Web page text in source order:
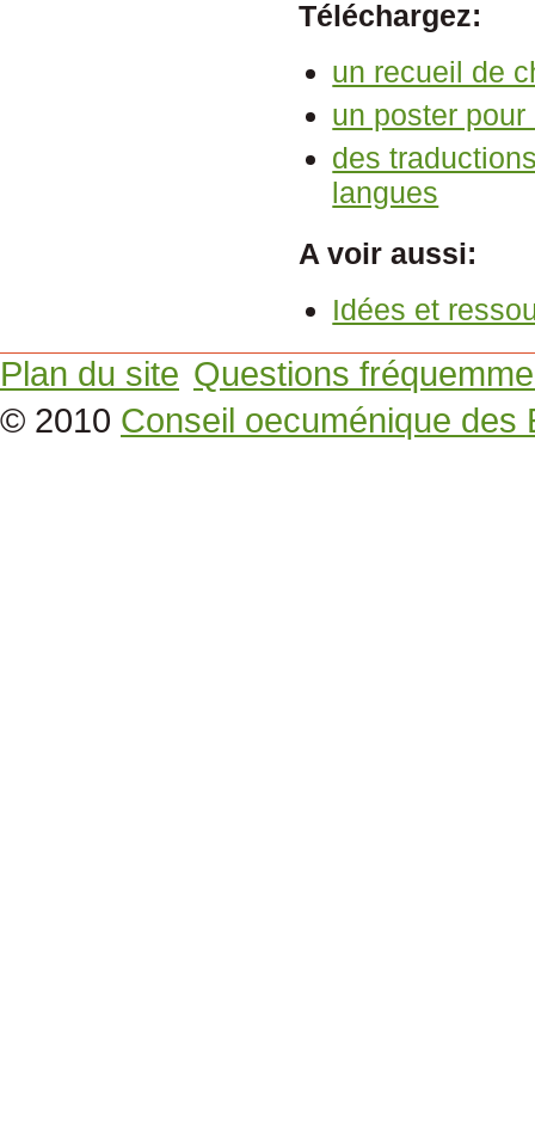
Téléchargez:
un recueil de
un poster
des
langues
A voir aussi:
Idées et
Plan du site Questions
© 2010 Conseil oecuménique des